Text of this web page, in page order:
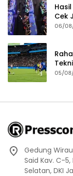
Cek
06/
05/
Gedung
Said Kav. C-
Selatan, DKI